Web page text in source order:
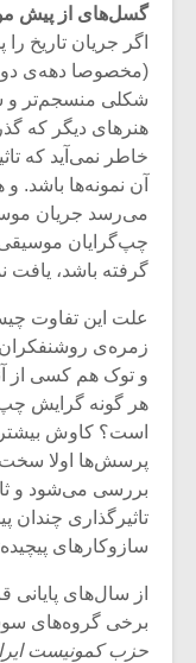
گسل‌های از پیش
‌اگر جریان تاریخ
(مخصوصا دهه‌ی
شکلی منسجم‌تر و
هنرهای دیگر که
خاطر نمی‌آید که
آن نمونه‌ها باشد.
می‌رسد جریان
چپ‌گرایان
گرفته باشد، یافت
علت این تفاوت
زمره‌ی روشنفکران
و توک هم کسی از
هر گونه گرایش چپ
است؟ کاوش
پرسش‌ها اولا سخت
بررسی می‌شود و
تاثیرگذاری چندان
سازوکارهای
از سال‌های پایانی
برخی گروه‌های
حزب کمونیست